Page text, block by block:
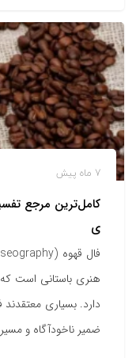
7 ماه پیش
کامل‌ترین مرجع
ی
هنری باستانی است
دارد. بسیاری معتقدند
ضمیر ناخودآگاه و